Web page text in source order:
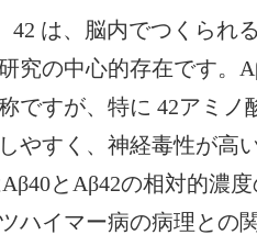
42 は、脳内でつくられ
究の中心的存在です。
ですが、特に 42アミノ
やすく、神経毒性が高
とAβ42の相対的濃
ハイマー病の病理との